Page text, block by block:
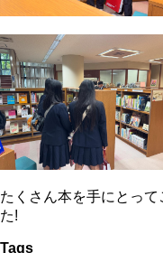
たくさん本を手にとっ
た!
Tags